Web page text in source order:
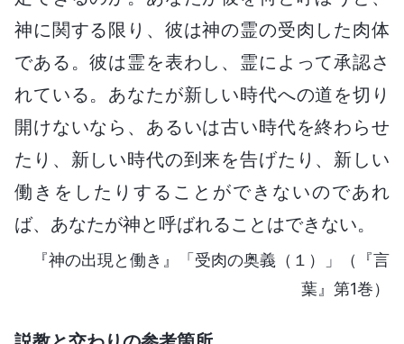
神に関する限り、彼は神の霊の受肉した肉体
である。彼は霊を表わし、霊によって承認さ
れている。あなたが新しい時代への道を切り
開けないなら、あるいは古い時代を終わらせ
たり、新しい時代の到来を告げたり、新しい
働きをしたりすることができないのであれ
ば、あなたが神と呼ばれることはできない。
『神の出現と働き』「受肉の奥義（１）」（『言
葉』第1巻）